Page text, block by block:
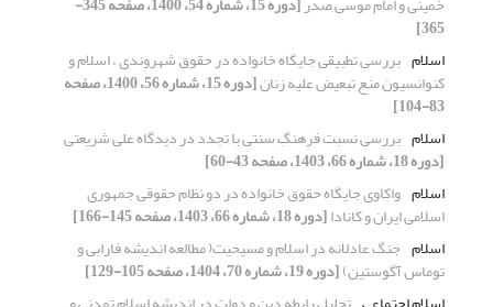
365]
اسلام بررسی تطبیقی جایگاه خانواده در حقوق شهروندی ، اسلام و
کنوانسیون منع تبعیض علیه زنان [دوره 15، شماره 56، 1400، صفحه
83-104]
اسلام بررسی نسبت فرهنگِ سنتی با تجدد در دیدگاه علی شریعتی
[دوره 18، شماره 66، 1403، صفحه 43-60]
اسلام واکاوی جایگاه حقوق خانواده در دو نظام حقوقی جمهوری
اسلامی ایران و کانادا[دوره 18، شماره 66، 1403، صفحه 145-166]
اسلام جنگ عادلانه در اسلام و مسیحیت( مطالعه اندیشه فارابی و
توماس آگوستین)[دوره 19، شماره 70، 1404، صفحه 105-129]